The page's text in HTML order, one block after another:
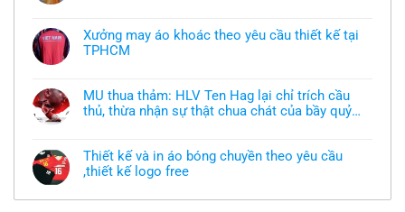
bình
luận
ở
áo
thun
đồng
chưa
có
mẫu
thì
làm
Xưởng may áo khoác theo yêu cầu thiết kế tại
TPHCM
bình
luận
ở
khoác
theo
yêu
thiết
MU thua thảm: HLV Ten Hag lại chỉ trích cầu
thủ, thừa nhận sự thật chua chát của bầy quỷ
bình
luận
ở
thảm:
Thiết kế và in áo bóng chuyền theo yêu cầu
,thiết kế logo free
có